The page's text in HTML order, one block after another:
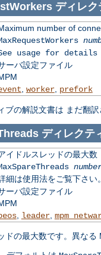
ディレク
number of
usage for details
ーバ設定ファイル
worker, prefork
ブの解説文書は まだ翻
ディレクテ
イドルスレッドの最大数
細は使用法をご覧下さい。
ーバ設定ファイル
, leader,
ドの最大数です。異なる